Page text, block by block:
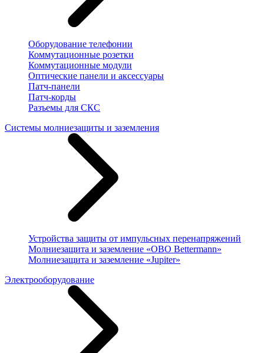
Оборудование телефонии
Коммутационные розетки
Коммутационные модули
Оптические панели и аксессуары
Патч-панели
Патч-корды
Разъемы для СКС
Системы молниезащиты и заземления
Устройства защиты от импульсных перенапряжений
Молниезащита и заземление «OBO Bettermann»
Молниезащита и заземление «Jupiter»
Электрооборудование